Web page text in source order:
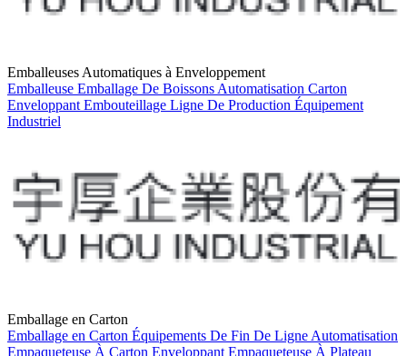
Emballeuses Automatiques à Enveloppement
Emballeuse Emballage De Boissons Automatisation Carton
Enveloppant Embouteillage Ligne De Production Équipement
Industriel
Emballage en Carton
Emballage en Carton Équipements De Fin De Ligne Automatisation
Empaqueteuse À Carton Enveloppant Empaqueteuse À Plateau